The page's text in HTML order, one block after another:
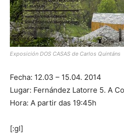
Exposición DOS CASAS de Carlos Quintáns
Fecha: 12.03 – 15.04. 2014
Lugar: Fernández Latorre 5. A
Hora: A partir das 19:45h
[:gl]